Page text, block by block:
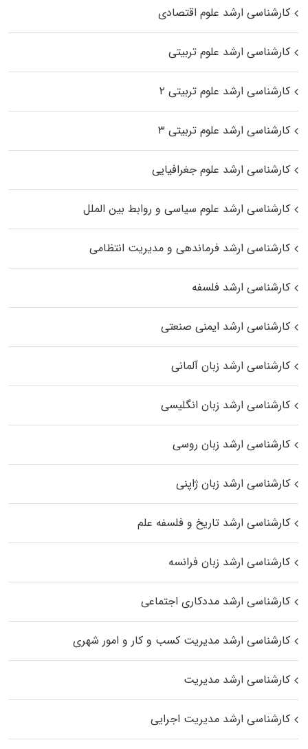
کارشناسی ارشد علوم اقتصادی
کارشناسی ارشد علوم تربیتی
کارشناسی ارشد علوم تربیتی ۲
کارشناسی ارشد علوم تربیتی ۳
کارشناسی ارشد علوم جغرافیایی
کارشناسی ارشد علوم سیاسی و روابط بین الملل
کارشناسی ارشد فرماندهی و مدیریت انتظامی
کارشناسی ارشد فلسفه
کارشناسی ارشد ایمنی صنعتی
کارشناسی ارشد زبان آلمانی
کارشناسی ارشد زبان انگلیسی
کارشناسی ارشد زبان روسی
کارشناسی ارشد زبان ژاپنی
کارشناسی ارشد تاریخ و فلسفه علم
کارشناسی ارشد زبان فرانسه
کارشناسی ارشد مددکاری اجتماعی
کارشناسی ارشد مدیریت کسب و کار و امور شهری
کارشناسی ارشد مدیریت
کارشناسی ارشد مدیریت اجرایی